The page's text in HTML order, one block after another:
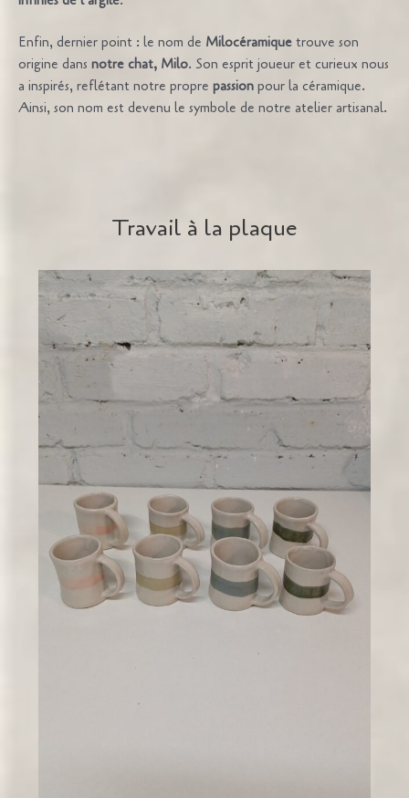
Enfin, dernier point : le nom de Milocéramique trouve son
origine dans notre chat, Milo. Son esprit joueur et curieux nous
a inspirés, reflétant notre propre passion pour la céramique.
Ainsi, son nom est devenu le symbole de notre atelier artisanal.
Travail à la plaque